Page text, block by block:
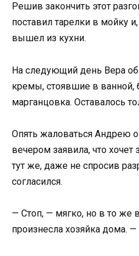
Решив закончить этот
поставил тарелки в мойку
вышел из кухни.
На следующий день Вера
кремы, стоявшие в ванной,
марганцовка. Оставалось
Опять жаловаться Андрею
вечером заявила, что хочет
тут же, даже не спросив
согласился.
— Стоп, — мягко, но в то же
произнесла хозяйка дома.